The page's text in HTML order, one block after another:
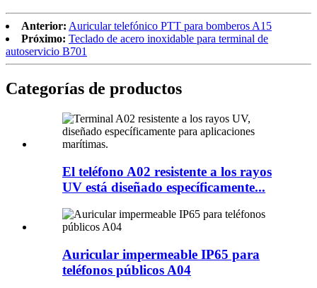
Anterior: Auricular telefónico PTT para bomberos A15
Próximo: Teclado de acero inoxidable para terminal de
autoservicio B701
Categorías de productos
El teléfono A02 resistente a los rayos
UV está diseñado específicamente...
Auricular impermeable IP65 para
teléfonos públicos A04